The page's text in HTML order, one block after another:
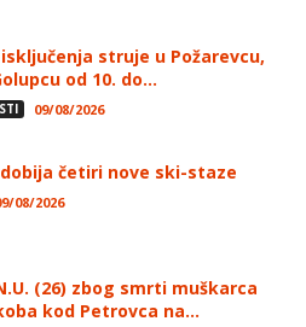
struje u Požarevcu,
od 10. do...
09/08/2026
četiri nove ski-staze
08/2026
(26) zbog smrti muškarca
kod Petrovca na...